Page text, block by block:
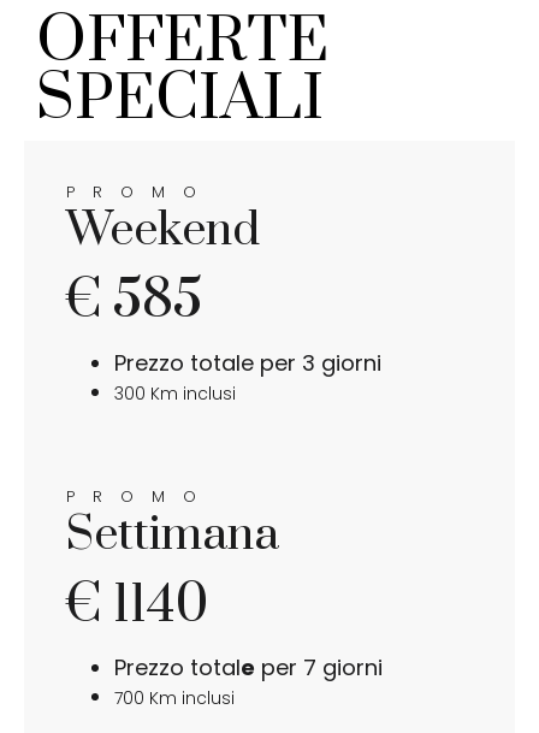
OFFERTE
SPECIALI
PROMO
Weekend
€ 585
Prezzo totale per 3 giorni
300 Km inclusi
PROMO
Settimana
€ 1140
Prezzo totale per 7 giorni
700 Km inclusi